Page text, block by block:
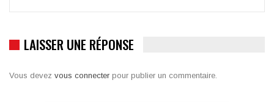
LAISSER UNE RÉPONSE
Vous devez vous connecter pour publier un commentaire.